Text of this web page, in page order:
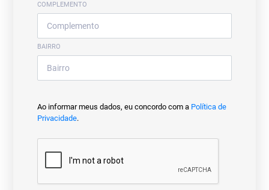
COMPLEMENTO
BAIRRO
Ao informar meus dados, eu concordo com a Política de
Privacidade.